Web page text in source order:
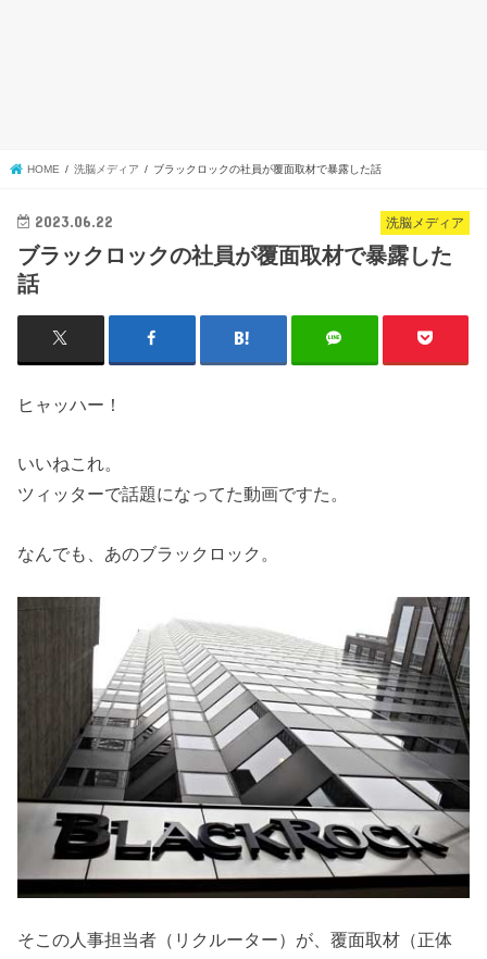
HOME 洗脳メディア ブラックロックの社員が覆面取材で暴露した話
洗脳メディア
2023.06.22
ブラックロックの社員が覆面取材で暴露した
話
ヒャッハー！
いいねこれ。
ツィッターで話題になってた動画ですた。
なんでも、あのブラックロック。
そこの人事担当者（リクルーター）が、覆面取材（正体